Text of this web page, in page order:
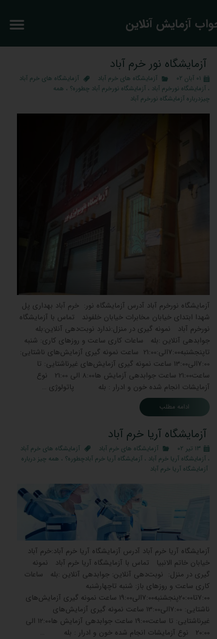
آزمایش آنلاین
آزمایشگاه نور خرم آباد
۰۱ آبان ۰۲ آزمایشگاه های خرم آباد
آزمایشگاه های خرم آباد
، آزمایشگاه نورخرم آباد ، آزمایشگاه نورخرم آباد چطوره؟ ، همه
چیزدرباره آزمایشگاه نورخرم آباد
آزمایشگاه نورخرم آباد آدرس آزمایشگاه نور: خرم آباد بهداری پل
شهدا ابتدای خیابان مخابرات خیابان خلفوند تماس با آزمایشگاه
نورخرم آباد نمونه گیری در منزل:ندارد نوبت‌دهی آنلاین:بله
جوابدهی آنلاین :بله ساعات کاری ساعت و روزهای کاری: شنبه
تاپنجشنبه7:00الی:21:00 ساعت نمونه گیری آزمایش‌های ناشتایی:
7:00الی13:00 ساعت نمونه گیری آزمایش‌های غیرناشتایی: تا
ساعت21:00 ساعت جوابدهی آزمایش ‌ها8:00 الی 21:00 نوع
آزمایشات انجام شده خون و ادرار : بله پاتولوژی …
ادامه مطلب
آزمایشگاه آریا خرم آباد
۱۳ تیر ۰۲ آزمایشگاه های خرم آباد
آزمایشگاه های خرم آباد
، آزمایشگاه آریا خرم آباد ، آزمایشگاه آریا خرم آبادچطوره؟ ، همه چیز درباره
آزمایشگاه آریا خرم آباد
آزمایشگاه آریا خرم آباد آدرس آزمایشگاه آریا خرم آباد:خرم آباد
خیابان خاتم الانبیا تماس با آزمایشگاه آریا خرم آباد نمونه
گیری در منزل: نوبت‌دهی آنلاین: جوابدهی آنلاین :بله ساعات
کاری ساعت و روزهای باز: شنبه تاچهارشنبه
7:00تا20:00پنجشنبه7:00الی19:00 ساعت نمونه گیری آزمایش‌های
ناشتایی: 7:00الی13:00 ساعت نمونه گیری آزمایش‌های
غیرناشتایی: تا ساعت19:00 ساعت جوابدهی آزمایش ‌ها12:00 الی
20:00 نوع آزمایشات انجام شده خون و ادرار : بله …